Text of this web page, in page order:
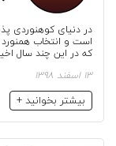
در دنیای کوهنوردی
است و انتخاب
که در این چند سال
13 اسفند 1398
بیشتر بخوانید +